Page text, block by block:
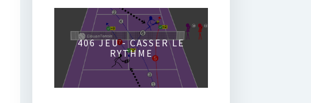
406 JEU - CASSER LE
RYTHME